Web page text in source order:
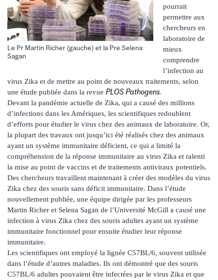
Le Pr Martin Richer (gauche) et la Pre Selena
Sagan
pourrait
permettre aux
chercheurs en
laboratoire de
mieux
comprendre
l’infection au
virus Zika et de mettre au point de nouveaux traitements, selon
une étude publiée dans la revue PLOS Pathogens.
Devant la pandémie actuelle de Zika, qui a causé des millions
d’infections dans les Amériques, les scientifiques redoublent
d’efforts pour étudier le virus chez des animaux de laboratoire. Or,
la plupart des travaux ont jusqu’ici été réalisés chez des animaux
ayant un système immunitaire déficient, ce qui a limité la
compréhension de la réponse immunitaire au virus Zika et ralenti
la mise au point de vaccins et de traitements antiviraux potentiels.
Des chercheurs travaillent maintenant à créer des modèles du virus
Zika chez des souris sans déficit immunitaire. Dans l’étude
nouvellement publiée, une équipe dirigée par les professeurs
Martin Richer et Selena Sagan de l’Université McGill a causé une
infection à virus Zika chez des souris adultes ayant un système
immunitaire fonctionnel pour ensuite étudier leur réponse
immunitaire.
Les scientifiques ont employé la lignée C57BL/6, souvent utilisée
dans l’étude d’autres maladies. Ils ont démontré que des souris
C57BL/6 adultes pouvaient être infectées par le virus Zika et que